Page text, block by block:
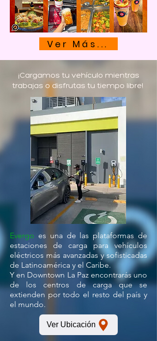
Ver Más...
¡Cargamos tu vehículo mientras
trabajas o disfrutas tu tiempo libre!
Evergo es una de las plataformas de
estaciones de carga para vehículos
eléctricos más avanzadas y sofisticadas
de Latinoamérica y el Caribe.
Y en Downtown La Paz encontrarás uno
de los centros de carga que se
extienden por todo el resto del país y
el mundo.
Ver Ubicación